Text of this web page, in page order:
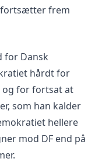
fortsætter frem
for Dansk
hårdt for
og for fortsat at
som han kalder
hellere
mod DF end på